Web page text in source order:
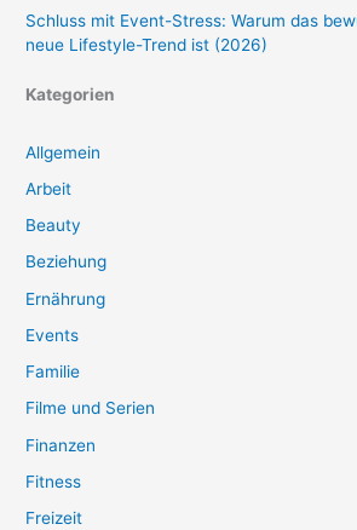
Schluss mit Event-Stress: Warum das
neue Lifestyle-Trend ist (2026)
Kategorien
Allgemein
Arbeit
Beauty
Beziehung
Ernährung
Events
Familie
Filme und Serien
Finanzen
Fitness
Freizeit